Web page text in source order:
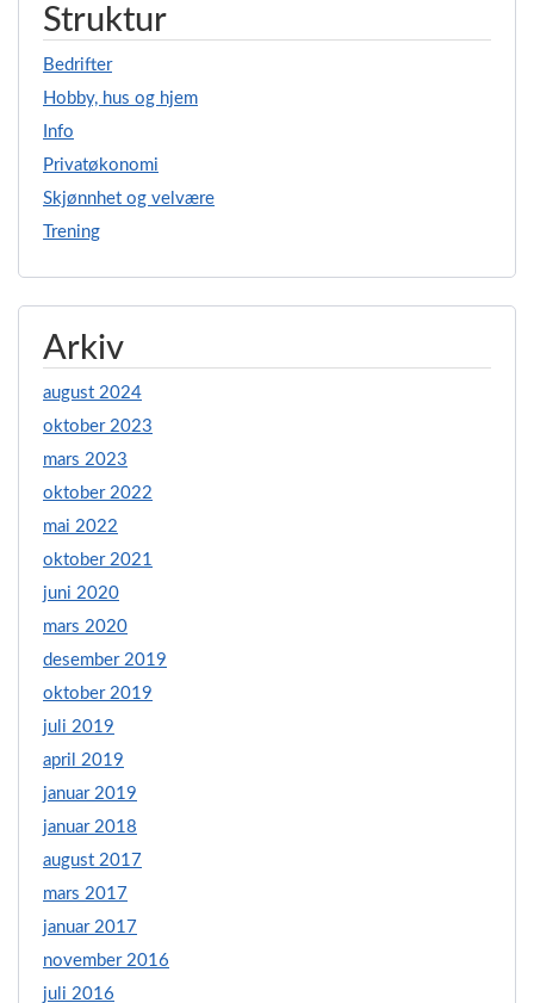
Struktur
Bedrifter
Hobby, hus og hjem
Info
Privatøkonomi
Skjønnhet og velvære
Trening
Arkiv
august 2024
oktober 2023
mars 2023
oktober 2022
mai 2022
oktober 2021
juni 2020
mars 2020
desember 2019
oktober 2019
juli 2019
april 2019
januar 2019
januar 2018
august 2017
mars 2017
januar 2017
november 2016
juli 2016